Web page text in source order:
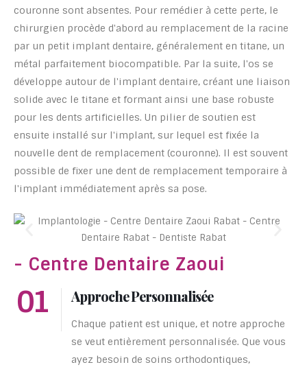
couronne sont absentes. Pour remédier à cette perte, le
chirurgien procède d'abord au remplacement de la racine
par un petit implant dentaire, généralement en titane, un
métal parfaitement biocompatible. Par la suite, l'os se
développe autour de l'implant dentaire, créant une liaison
solide avec le titane et formant ainsi une base robuste
pour les dents artificielles. Un pilier de soutien est
ensuite installé sur l'implant, sur lequel est fixée la
nouvelle dent de remplacement (couronne). Il est souvent
possible de fixer une dent de remplacement temporaire à
l'implant immédiatement après sa pose.
- Centre Dentaire Zaoui
01 Approche Personnalisée
Chaque patient est unique, et notre approche
se veut entièrement personnalisée. Que vous
ayez besoin de soins orthodontiques,